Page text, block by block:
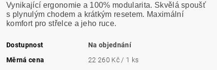
Vynikající ergonomie a 100% modularita. Skvělá spoušť
s plynulým chodem a krátkým resetem. Maximální
komfort pro střelce a jeho ruce.
Dostupnost
Na objednání
Měrná cena
22 260 Kč / 1 ks